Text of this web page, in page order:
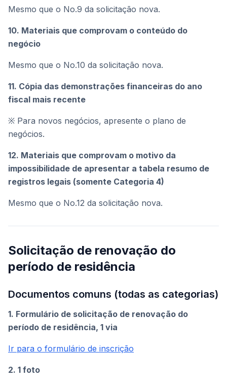
Mesmo que o No.9 da solicitação nova.
10. Materiais que comprovam o conteúdo do
negócio
Mesmo que o No.10 da solicitação nova.
11. Cópia das demonstrações financeiras do ano
fiscal mais recente
※ Para novos negócios, apresente o plano de
negócios.
12. Materiais que comprovam o motivo da
impossibilidade de apresentar a tabela resumo de
registros legais (somente Categoria 4)
Mesmo que o No.12 da solicitação nova.
Solicitação de renovação do
período de residência
Documentos comuns (todas as categorias)
1. Formulário de solicitação de renovação do
período de residência, 1 via
Ir para o formulário de inscrição
2. 1 foto